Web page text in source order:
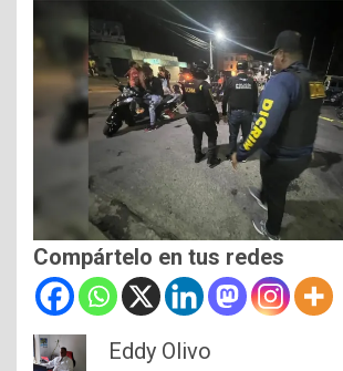
Compártelo en tus redes
Eddy Olivo